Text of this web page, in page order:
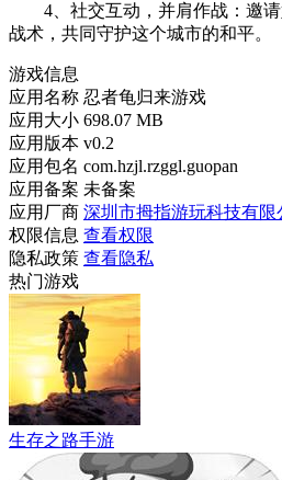
4、社交互动，并肩作战：邀请
战术，共同守护这个城市的和平。
游戏信息
应用名称 忍者龟归来游戏
应用大小 698.07 MB
应用版本 v0.2
应用包名 com.hzjl.rzggl.guopan
应用备案 未备案
应用厂商 深圳市拇指游玩科技有限
权限信息 查看权限
隐私政策 查看隐私
热门游戏
生存之路手游